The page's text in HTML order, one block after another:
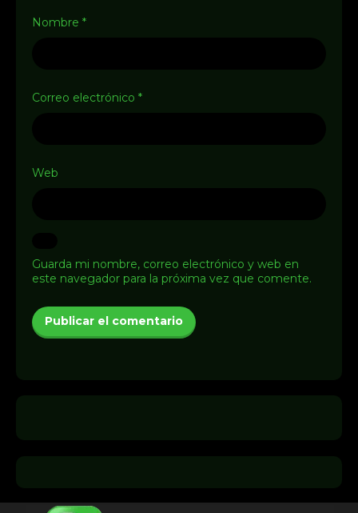
Nombre *
Correo electrónico *
Web
Guarda mi nombre, correo electrónico y web en
este navegador para la próxima vez que comente.